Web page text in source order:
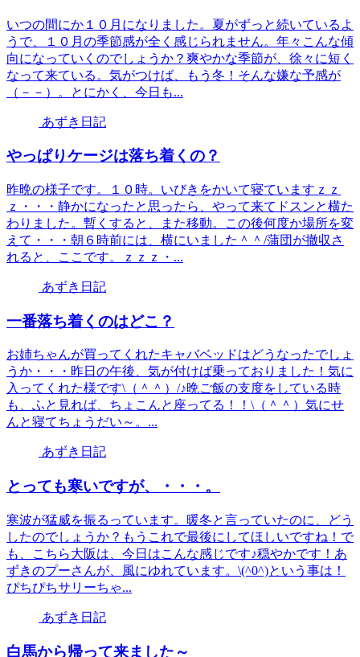
いつの間にか１０月になりました。夏がずっと続いているよ
うで、１０月の季節感が全く感じられません。年々こんな傾
向になっていくのでしょうか？爽やかな季節が、徐々に短く
なって来ている。気がつけば、もう冬！そんな嫌な予感が
（－－）。とにかく、今日も...
あずき日記
やっぱりケージは落ち着くの？
昨晩の様子です。１０時。いびきをかいて寝ていますｚｚ
ｚ・・・静かになったと思ったら、やって来てドスンと横た
わりました。暫くすると、また移動。この後何度か場所を変
えて・・・朝６時前には、横にいました＾＾/蒲団が撤収さ
れると、ここです。ｚｚｚ・...
あずき日記
一番落ち着くのはどこ？
お姉ちゃんが買ってくれたキャバベッドはどうなったでしょ
うか・・・昨日の午後、気が付けば乗っておりました！気に
入ってくれた様です\（＾＾）/♪晩ご飯の支度をしている時
も、ふと見れば、ちょこんと座ってる！！\（＾＾）気にせ
んと寝てちょうだい～。...
あずき日記
とっても寒いですが、・・・。
寒波が猛威を振るっています。暖冬と言っていたのに、どう
したのでしょうか？もうこれで最後にしてほしいですね！で
も、こちら大阪は、今日はこんな感じです♪穏やかです！あ
ずきのプーさんが、風にゆれています。\(^0^)という事は！
ぴちぴちサリーちゃ...
あずき日記
白馬から帰って来ました～